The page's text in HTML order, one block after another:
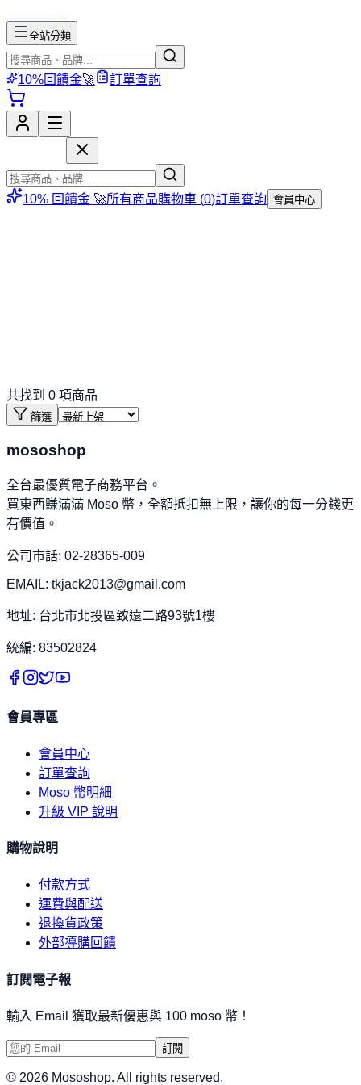
全站分類
10%回饋金🚀 訂單查詢
10% 回饋金 🚀所有商品購物車 (0)訂單查詢 會員中心
共找到 0 項商品
篩選
mososhop
全台最優質電子商務平台。
買東西賺滿滿 Moso 幣，全額抵扣無上限，讓你的每一分錢更
有價值。
公司市話: 02-28365-009
EMAIL: tkjack2013@gmail.com
地址: 台北市北投區致遠二路93號1樓
統編: 83502824
會員專區
會員中心
訂單查詢
Moso 幣明細
升級 VIP 說明
購物說明
付款方式
運費與配送
退換貨政策
外部導購回饋
訂閱電子報
輸入 Email 獲取最新優惠與 100 moso 幣！
訂閱
© 2026 Mososhop. All rights reserved.